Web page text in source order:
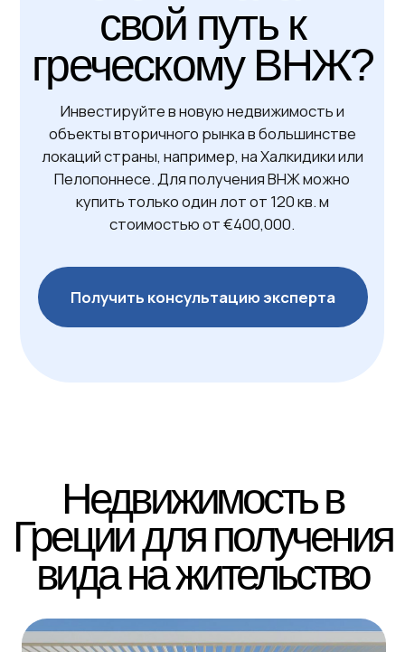
Элитные апартаменты
рядом с метро
от €265 ,000
Сдача: 1 квартал 2027 г. | ID GC680
Афины | 1-2 спальни | 42-64 м²
Стильные резиденции
на Афинской Ривьере
от €259,000
Сдача: 4 квартал 2027 г. | ID GC682
Салоники | 1 спальня | 42-47 м²
Получить консультацию